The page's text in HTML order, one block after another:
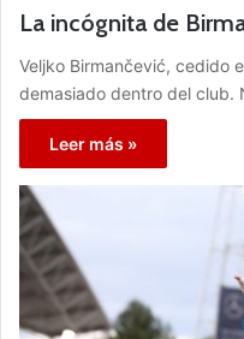
La incógnita de
Veljko Birmančević, cedido
demasiado dentro del club.
Leer más »